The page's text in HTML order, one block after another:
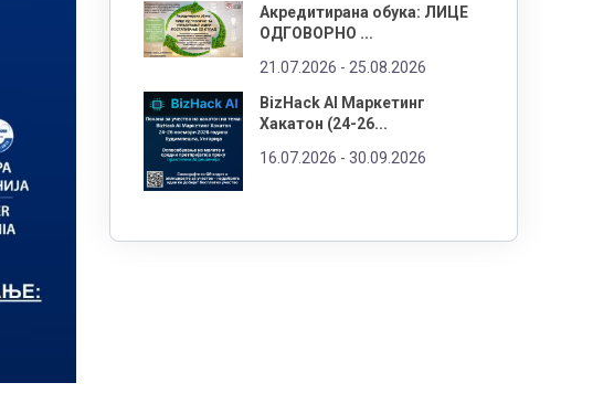
Акредитирана обука: ЛИЦЕ
ОДГОВОРНО ...
21.07.2026 - 25.08.2026
BizHack AI Маркетинг
Хакатон (24-26...
16.07.2026 - 30.09.2026